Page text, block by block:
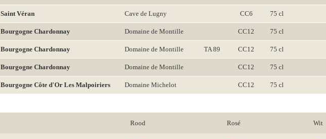
Saint Véran Cave de Lugny CC6 75 cl
Bourgogne Chardonnay Domaine de Montille CC12 75 cl
Bourgogne Chardonnay Domaine de Montille TA 89 CC12 75 cl
Bourgogne Chardonnay Domaine de Montille CC12 75 cl
Bourgogne Côte d'Or Les Malpoiriers Domaine Michelot CC12 75 cl
Rood Rosé Wit